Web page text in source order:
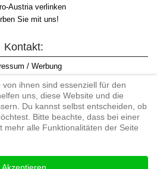
Austria verlinken
Sie mit uns!
Kontakt:
/ Werbung
WKO
AGB
ihnen sind essenziell für den
uns, diese Website und die
Du kannst selbst entscheiden, ob
Bitte beachte, dass bei einer
mehr alle Funktionalitäten der Seite